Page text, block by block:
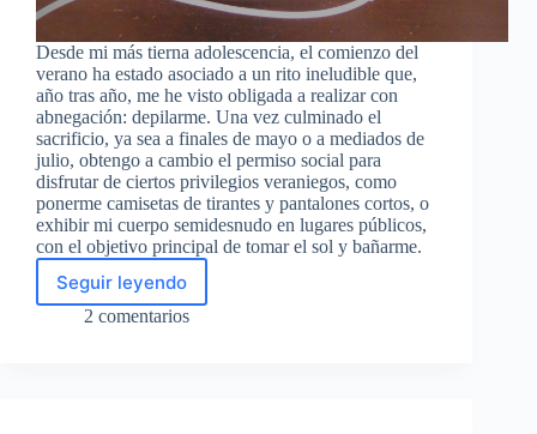
Desde mi más tierna adolescencia, el comienzo del
verano ha estado asociado a un rito ineludible que,
año tras año, me he visto obligada a realizar con
abnegación: depilarme. Una vez culminado el
sacrificio, ya sea a finales de mayo o a mediados de
julio, obtengo a cambio el permiso social para
disfrutar de ciertos privilegios veraniegos, como
ponerme camisetas de tirantes y pantalones cortos, o
exhibir mi cuerpo semidesnudo en lugares públicos,
con el objetivo principal de tomar el sol y bañarme.
Seguir leyendo
El
rito
2 comentarios